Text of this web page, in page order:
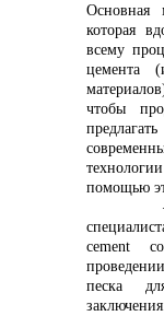
Основная
которая
всему
цемента
чтобы
помощью
– По
cement
песка